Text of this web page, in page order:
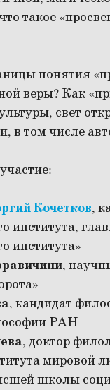
такое
понятия
веры? Как
свет
в том числе
Кочетков,
института,
института»
,
, кандидат
РАН
, доктор
мировой
школы